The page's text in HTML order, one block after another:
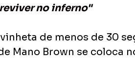
no inferno"
de menos de 30
Mano Brown se coloca